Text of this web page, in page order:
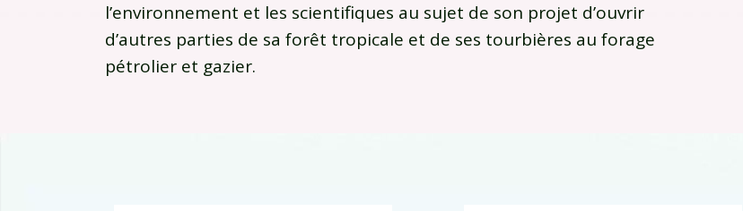
l’environnement et les scientifiques au sujet de son projet d’ouvrir
d’autres parties de sa forêt tropicale et de ses tourbières au forage
pétrolier et gazier.